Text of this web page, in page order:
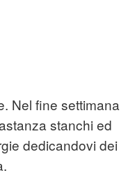
Nel fine settimana
stanchi ed
dedicandovi dei